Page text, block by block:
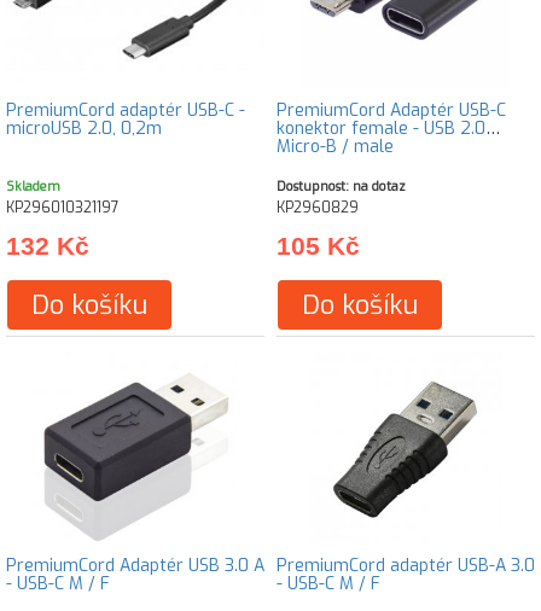
PremiumCord adaptér USB-C -
microUSB 2.0, 0,2m
Skladem
KP296010321197
132 Kč
Do košíku
PremiumCord Adaptér USB-C
konektor female - USB 2.0
Micro-B / male
Dostupnost: na dotaz
KP2960829
105 Kč
Do košíku
PremiumCord Adaptér USB 3.0 A
- USB-C M / F
PremiumCord adaptér USB-A 3.0
- USB-C M / F